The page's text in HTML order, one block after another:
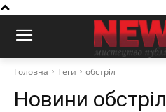
Головна Теги обстріл
Новини обстріл